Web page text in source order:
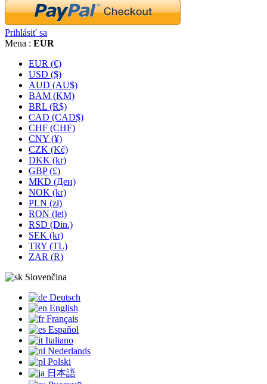
Prihlásiť sa
Mena : EUR
EUR (€)
USD ($)
AUD (AU$)
BAM (KM)
BRL (R$)
CAD (CAD$)
CHF (CHF)
CNY (¥)
CZK (Kč)
DKK (kr)
GBP (£)
MKD (Ден)
NOK (kr)
PLN (zł)
RON (lei)
RSD (Din.)
SEK (kr)
TRY (TL)
ZAR (R)
Slovenčina
Deutsch
English
Français
Español
Italiano
Nederlands
Polski
日本語